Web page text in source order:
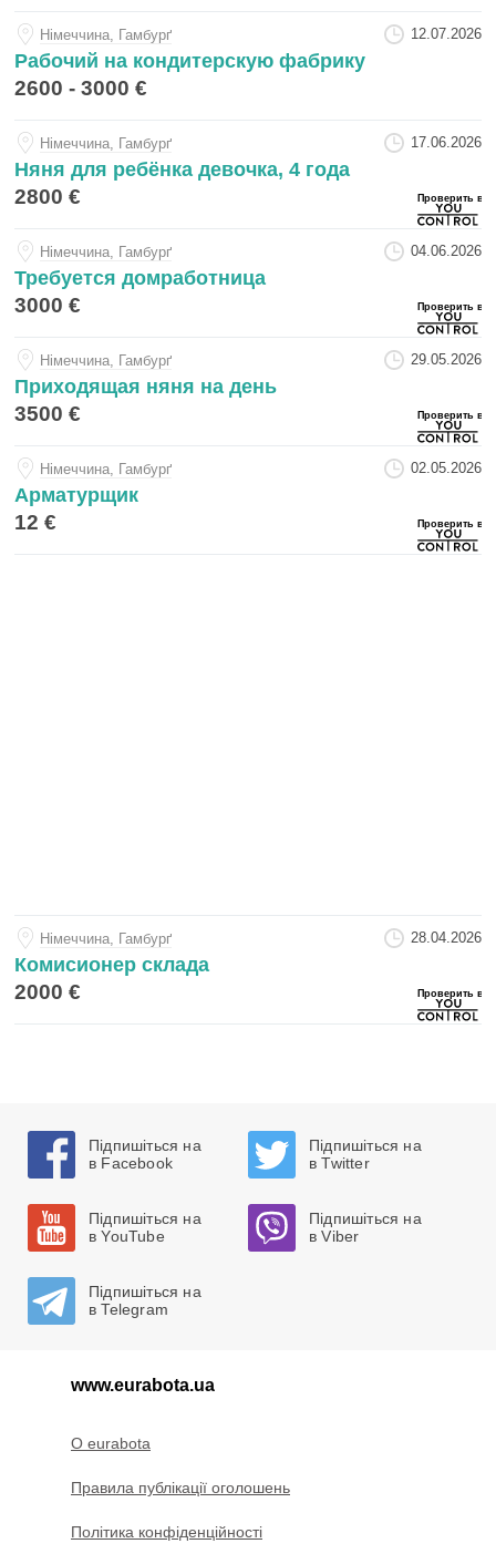
Нiмеччина, Гамбурґ 12.07.2026
Рабочий на кондитерскую фабрику
2600 - 3000 €
Нiмеччина, Гамбурґ 17.06.2026
Няня для ребёнка девочка, 4 года
2800 €
Нiмеччина, Гамбурґ 04.06.2026
Требуется домработница
3000 €
Нiмеччина, Гамбурґ 29.05.2026
Приходящая няня на день
3500 €
Нiмеччина, Гамбурґ 02.05.2026
Арматурщик
12 €
Нiмеччина, Гамбурґ 28.04.2026
Комисионер склада
2000 €
Підпишіться на
в Facebook
Підпишіться на
в Twitter
Підпишіться на
в YouTube
Підпишіться на
в Viber
Підпишіться на
в Telegram
www.eurabota.ua
O eurabota
Правила публікації оголошень
Політика конфіденційності